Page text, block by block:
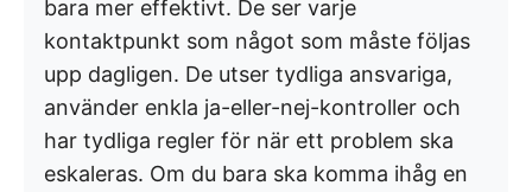
bara mer effektivt. De ser varje
kontaktpunkt som något som måste följas
upp dagligen. De utser tydliga ansvariga,
använder enkla ja-eller-nej-kontroller och
har tydliga regler för när ett problem ska
eskaleras. Om du bara ska komma ihåg en